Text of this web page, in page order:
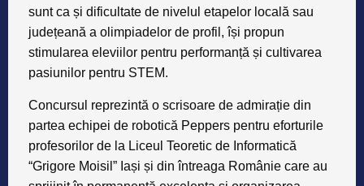
sunt ca și dificultate de nivelul etapelor locală sau
județeană a olimpiadelor de profil, își propun
stimularea eleviilor pentru performanță și cultivarea
pasiunilor pentru STEM.
Concursul reprezintă o scrisoare de admirație din
partea echipei de robotică Peppers pentru eforturile
profesorilor de la Liceul Teoretic de Informatică
“Grigore Moisil” Iași și din întreaga Românie care au